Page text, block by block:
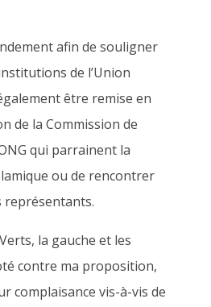
afin de souligner
de l’Union
être remise en
de la Commission de
qui parrainent la
ou de rencontrer
la gauche et les
contre ma proposition,
complaisance vis-à-vis de